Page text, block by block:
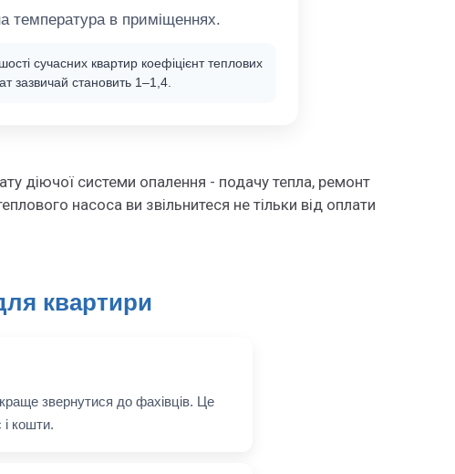
температура в приміщеннях.
сучасних квартир коефіцієнт теплових
зазвичай становить 1–1,4
діючої системи опалення - подачу тепла, ремонт
насоса ви звільнитеся не тільки від оплати
квартири
звернутися до фахівців. Це
кошти.